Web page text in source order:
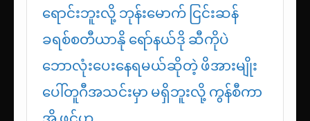
အာဆင်နယ် စိတ်ဝင်စားနေတဲ့ ကွင်း
လယ်လူ အဲလက်စ် စကော့တ်ကို မ
ရောင်းဘူးလို့ ဘုန်းမောက် ငြင်းဆန်
ခရစ်စတီယာနို ရော်နယ်ဒို ဆီကိုပဲ